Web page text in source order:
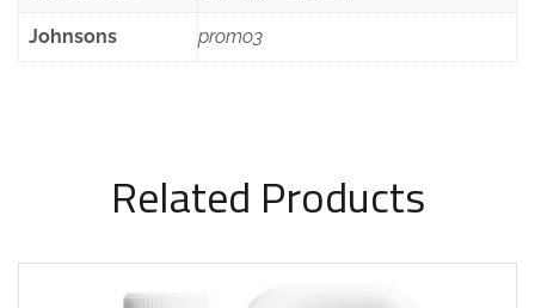
Johnsons promo3
Related Products